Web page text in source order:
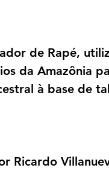
de Rapé,
da Amazônia
à base de
Ricardo